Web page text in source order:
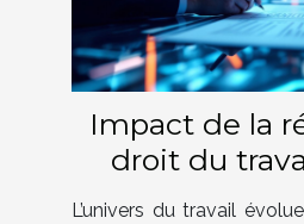
Impact de la
droit du
contrats
L’univers du travail